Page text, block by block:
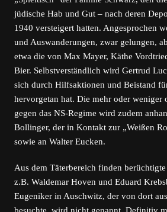
jüdische Hab und Gut – nach deren
1940 versteigert hatten. Angesprochen
und Auswanderungen, zwar gelungen,
etwa die von Max Mayer, Käthe
Bier. Selbstverständlich wird Gertrud
sich durch Hilfsaktionen und Beistand
hervorgetan hat. Die mehr oder weniger
gegen das NS-Regime wird zudem
Bollinger, der in Kontakt zur „Weißen
sowie an Walter Eucken.
Aus dem Täterbereich finden
z.B. Waldemar Hoven und Eduard
Eugeniker in Auschwitz, der von dort